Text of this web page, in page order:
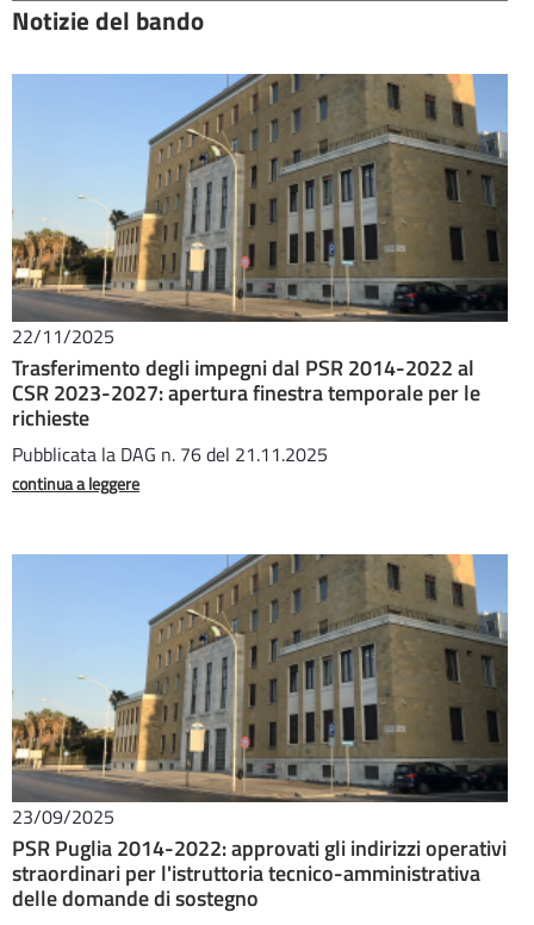
Notizie del bando
22/11/2025
Trasferimento degli impegni dal PSR 2014-2022 al
CSR 2023-2027: apertura finestra temporale per le
richieste
Pubblicata la DAG n. 76 del 21.11.2025
continua a leggere
23/09/2025
PSR Puglia 2014-2022: approvati gli indirizzi operativi
straordinari per l'istruttoria tecnico-amministrativa
delle domande di sostegno